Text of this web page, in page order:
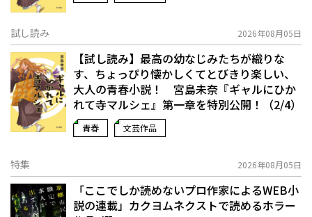
試し読み 2026年08月05日
【試し読み】最高の幼なじみたちが織りな
す、ちょっぴり懐かしくてとびきり楽しい、
大人の青春小説！ 宮島未奈『ギャルにひか
れて寺マルシェ』第一章を特別公開！（2/4）
青春 文芸作品
特集 2026年08月05日
「ここでしか読めないプロ作家によるWEB小
説の連載」――カクヨムネクストで読めるホラー